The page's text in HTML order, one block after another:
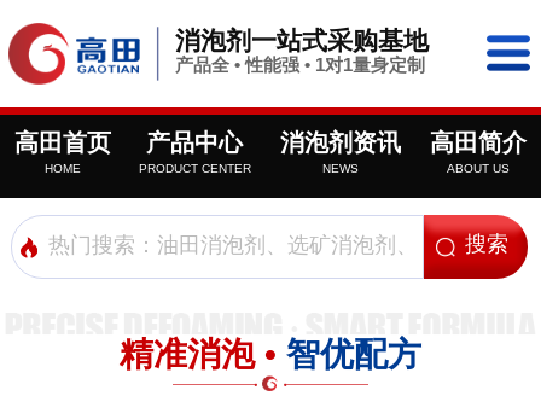
消泡剂一站式采购基地
产品全 • 性能强 • 1对1量身定制
高田首页
HOME
产品中心
PRODUCT CENTER
消泡剂资讯
NEWS
高田简介
ABOUT US
精准消泡 • 智优配方